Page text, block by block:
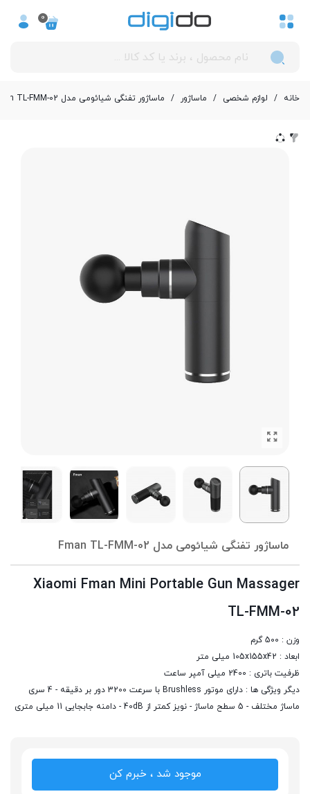
0
خانه / لوازم شخصی / ماساژور / ماساژور تفنگی شیائومی مدل Fman TL-FMM-02
ماساژور تفنگی شیائومی مدل Fman TL-FMM-02
Xiaomi Fman Mini Portable Gun Massager
TL-FMM-02
وزن : 500 گرم
ابعاد : 105x155x42 میلی متر
ظرفیت باتری : 2400 میلی آمپر ساعت
دیگر ویژگی ها : دارای موتور Brushless با سرعت 3200 دور بر دقیقه - 4 سری
ماساژ مختلف - 5 سطح ماساژ - نویز کمتر از 40dB - دامنه جابجایی 11 میلی متری
موجود شد ، خبرم کن